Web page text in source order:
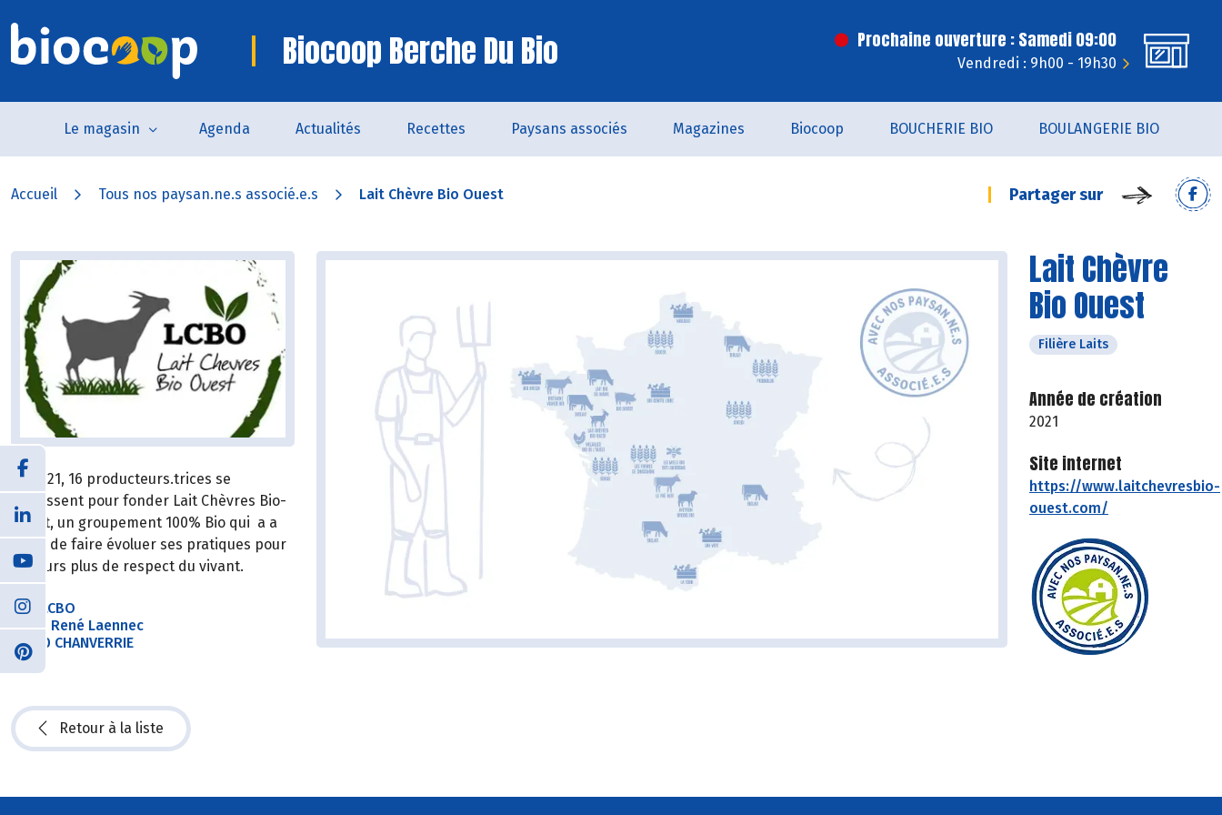
Biocoop Berche Du Bio Prochaine ouverture : Samedi 09:00
Vendredi : 9h00 - 19h30
Le magasin Agenda Actualités Recettes Paysans associés Magazines Biocoop BOUCHERIE BIO BOULANGERIE BIO
Accueil Tous nos paysan.ne.s associé.e.s Lait Chèvre Bio Ouest Partager sur
Lait Chèvre
Bio Ouest
Filière Laits
Année de création
2021
Site internet
https://www.laitchevresbio-
ouest.com/
En 2021, 16 producteurs.trices se
réunissent pour fonder Lait Chèvres Bio-
Ouest, un groupement 100% Bio qui a a
cœur de faire évoluer ses pratiques pour
toujours plus de respect du vivant.
SAS LCBO
2 Rue René Laennec
85130 CHANVERRIE
Retour à la liste